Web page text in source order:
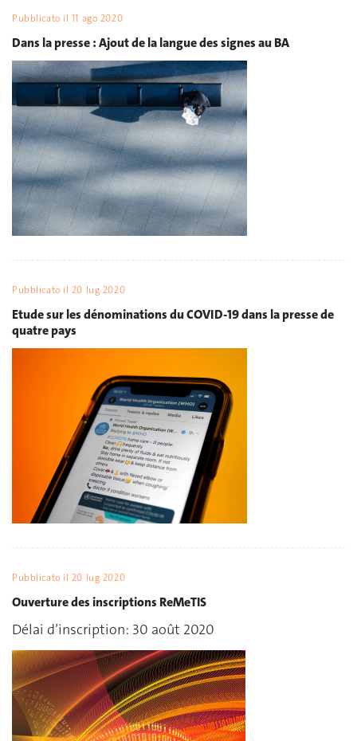
Pubblicato il 11 ago 2020
Dans la presse : Ajout de la langue des signes au BA
Pubblicato il 20 lug 2020
Etude sur les dénominations du COVID-19 dans la presse de
quatre pays
Pubblicato il 20 lug 2020
Ouverture des inscriptions ReMeTIS
Délai d’inscription: 30 août 2020